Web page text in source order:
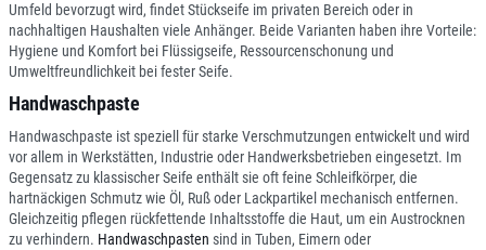
Umfeld bevorzugt wird, findet Stückseife im privaten Bereich oder in
nachhaltigen Haushalten viele Anhänger. Beide Varianten haben ihre Vorteile:
Hygiene und Komfort bei Flüssigseife, Ressourcenschonung und
Umweltfreundlichkeit bei fester Seife.
Handwaschpaste
Handwaschpaste ist speziell für starke Verschmutzungen entwickelt und wird
vor allem in Werkstätten, Industrie oder Handwerksbetrieben eingesetzt. Im
Gegensatz zu klassischer Seife enthält sie oft feine Schleifkörper, die
hartnäckigen Schmutz wie Öl, Ruß oder Lackpartikel mechanisch entfernen.
Gleichzeitig pflegen rückfettende Inhaltsstoffe die Haut, um ein Austrocknen
zu verhindern. Handwaschpasten sind in Tuben, Eimern oder